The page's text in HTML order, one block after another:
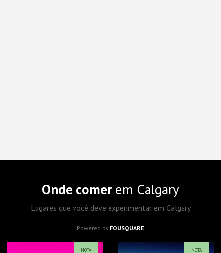
Onde comer em Calgary
Lugares que você deve experimentar em Calgary
Powered by FOUSQUARE
NOTA NOTA